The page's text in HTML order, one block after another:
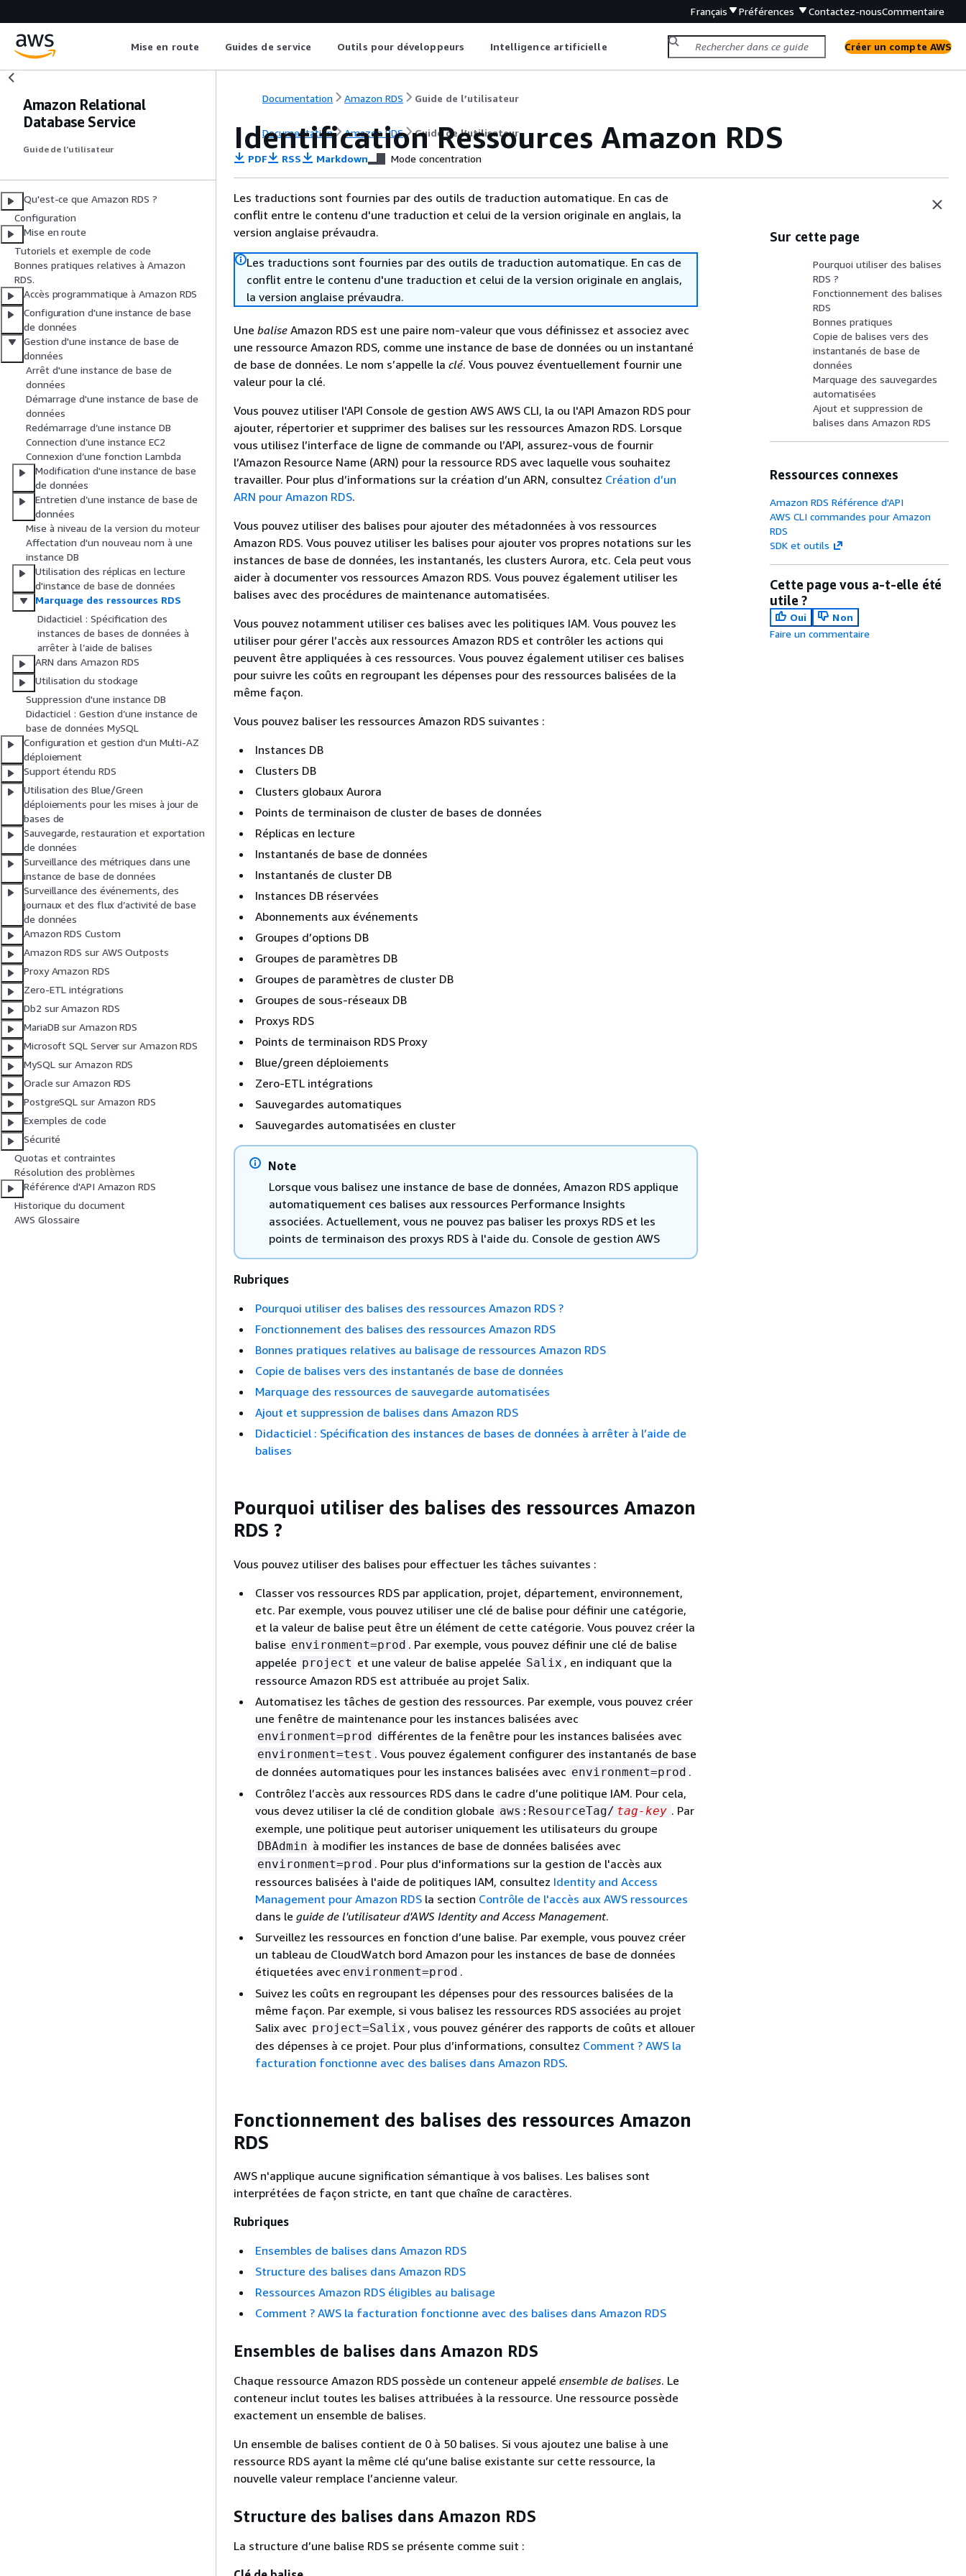
Français Préférences Contactez-nousCommentaire
Mise en route Guides de service Outils pour développeurs Intelligence artificielle Créer un compte AWS
Amazon Relational
Database Service
Guide de l’utilisateur
Qu'est-ce que Amazon RDS ?
Configuration
Mise en route
Tutoriels et exemple de code
Bonnes pratiques relatives à Amazon
RDS.
Accès programmatique à Amazon RDS
Configuration d'une instance de base
de données
Gestion d'une instance de base de
données
Arrêt d'une instance de base de
données
Démarrage d'une instance de base de
données
Redémarrage d’une instance DB
Connection d’une instance EC2
Connexion d’une fonction Lambda
Modification d'une instance de base
de données
Entretien d’une instance de base de
données
Mise à niveau de la version du moteur
Affectation d'un nouveau nom à une
instance DB
Utilisation des réplicas en lecture
d'instance de base de données
Marquage des ressources RDS
Didacticiel : Spécification des
instances de bases de données à
arrêter à l’aide de balises
ARN dans Amazon RDS
Utilisation du stockage
Suppression d'une instance DB
Didacticiel : Gestion d’une instance de
base de données MySQL
Configuration et gestion d'un Multi-AZ
déploiement
Support étendu RDS
Utilisation des Blue/Green
déploiements pour les mises à jour de
bases de
Sauvegarde, restauration et exportation
de données
Surveillance des métriques dans une
instance de base de données
Surveillance des événements, des
journaux et des flux d’activité de base
de données
Amazon RDS Custom
Amazon RDS sur AWS Outposts
Proxy Amazon RDS
Zero-ETL intégrations
Db2 sur Amazon RDS
MariaDB sur Amazon RDS
Microsoft SQL Server sur Amazon RDS
MySQL sur Amazon RDS
Oracle sur Amazon RDS
PostgreSQL sur Amazon RDS
Exemples de code
Sécurité
Quotas et contraintes
Résolution des problèmes
Référence d'API Amazon RDS
Historique du document
AWS Glossaire
Documentation Amazon RDS Guide de l’utilisateur
Documentation Amazon RDS Guide de l’utilisateur
Identification Ressources Amazon RDS
PDF RSS Markdown Mode concentration
Les traductions sont fournies par des outils de traduction automatique. En cas de
conflit entre le contenu d'une traduction et celui de la version originale en anglais, la
version anglaise prévaudra.
Les traductions sont fournies par des outils de traduction automatique. En cas de
conflit entre le contenu d'une traduction et celui de la version originale en anglais,
la version anglaise prévaudra.
Une balise Amazon RDS est une paire nom-valeur que vous définissez et associez avec
une ressource Amazon RDS, comme une instance de base de données ou un instantané
de base de données. Le nom s’appelle la clé. Vous pouvez éventuellement fournir une
valeur pour la clé.
Vous pouvez utiliser l'API Console de gestion AWS AWS CLI, la ou l'API Amazon RDS pour
ajouter, répertorier et supprimer des balises sur les ressources Amazon RDS. Lorsque
vous utilisez l’interface de ligne de commande ou l’API, assurez-vous de fournir
l’Amazon Resource Name (ARN) pour la ressource RDS avec laquelle vous souhaitez
travailler. Pour plus d’informations sur la création d’un ARN, consultez Création d’un
ARN pour Amazon RDS.
Vous pouvez utiliser des balises pour ajouter des métadonnées à vos ressources
Amazon RDS. Vous pouvez utiliser les balises pour ajouter vos propres notations sur les
instances de base de données, les instantanés, les clusters Aurora, etc. Cela peut vous
aider à documenter vos ressources Amazon RDS. Vous pouvez également utiliser les
balises avec des procédures de maintenance automatisées.
Vous pouvez notamment utiliser ces balises avec les politiques IAM. Vous pouvez les
utiliser pour gérer l’accès aux ressources Amazon RDS et contrôler les actions qui
peuvent être appliquées à ces ressources. Vous pouvez également utiliser ces balises
pour suivre les coûts en regroupant les dépenses pour des ressources balisées de la
même façon.
Vous pouvez baliser les ressources Amazon RDS suivantes :
Instances DB
Clusters DB
Clusters globaux Aurora
Points de terminaison de cluster de bases de données
Réplicas en lecture
Instantanés de base de données
Instantanés de cluster DB
Instances DB réservées
Abonnements aux événements
Groupes d’options DB
Groupes de paramètres DB
Groupes de paramètres de cluster DB
Groupes de sous-réseaux DB
Proxys RDS
Points de terminaison RDS Proxy
Blue/green déploiements
Zero-ETL intégrations
Sauvegardes automatiques
Sauvegardes automatisées en cluster
Note
Lorsque vous balisez une instance de base de données, Amazon RDS applique
automatiquement ces balises aux ressources Performance Insights
associées. Actuellement, vous ne pouvez pas baliser les proxys RDS et les
points de terminaison des proxys RDS à l'aide du. Console de gestion AWS
Rubriques
Pourquoi utiliser des balises des ressources Amazon RDS ?
Fonctionnement des balises des ressources Amazon RDS
Bonnes pratiques relatives au balisage de ressources Amazon RDS
Copie de balises vers des instantanés de base de données
Marquage des ressources de sauvegarde automatisées
Ajout et suppression de balises dans Amazon RDS
Didacticiel : Spécification des instances de bases de données à arrêter à l’aide de
balises
Pourquoi utiliser des balises des ressources Amazon
RDS ?
Vous pouvez utiliser des balises pour effectuer les tâches suivantes :
Classer vos ressources RDS par application, projet, département, environnement,
etc. Par exemple, vous pouvez utiliser une clé de balise pour définir une catégorie,
et la valeur de balise peut être un élément de cette catégorie. Vous pouvez créer la
balise environment=prod . Par exemple, vous pouvez définir une clé de balise
appelée project et une valeur de balise appelée Salix , en indiquant que la
ressource Amazon RDS est attribuée au projet Salix.
Automatisez les tâches de gestion des ressources. Par exemple, vous pouvez créer
une fenêtre de maintenance pour les instances balisées avec
environment=prod différentes de la fenêtre pour les instances balisées avec
environment=test . Vous pouvez également configurer des instantanés de base
de données automatiques pour les instances balisées avec environment=prod .
Contrôlez l’accès aux ressources RDS dans le cadre d’une politique IAM. Pour cela,
vous devez utiliser la clé de condition globale aws:ResourceTag/ tag-key . Par
exemple, une politique peut autoriser uniquement les utilisateurs du groupe
DBAdmin à modifier les instances de base de données balisées avec
environment=prod . Pour plus d'informations sur la gestion de l'accès aux
ressources balisées à l'aide de politiques IAM, consultez Identity and Access
Management pour Amazon RDS la section Contrôle de l'accès aux AWS ressources
dans le guide de l'utilisateur d'AWS Identity and Access Management.
Surveillez les ressources en fonction d’une balise. Par exemple, vous pouvez créer
un tableau de CloudWatch bord Amazon pour les instances de base de données
étiquetées avec environment=prod .
Suivez les coûts en regroupant les dépenses pour des ressources balisées de la
même façon. Par exemple, si vous balisez les ressources RDS associées au projet
Salix avec project=Salix , vous pouvez générer des rapports de coûts et allouer
des dépenses à ce projet. Pour plus d’informations, consultez Comment ? AWS la
facturation fonctionne avec des balises dans Amazon RDS.
Fonctionnement des balises des ressources Amazon
RDS
AWS n'applique aucune signification sémantique à vos balises. Les balises sont
interprétées de façon stricte, en tant que chaîne de caractères.
Rubriques
Ensembles de balises dans Amazon RDS
Structure des balises dans Amazon RDS
Ressources Amazon RDS éligibles au balisage
Comment ? AWS la facturation fonctionne avec des balises dans Amazon RDS
Ensembles de balises dans Amazon RDS
Chaque ressource Amazon RDS possède un conteneur appelé ensemble de balises. Le
conteneur inclut toutes les balises attribuées à la ressource. Une ressource possède
exactement un ensemble de balises.
Un ensemble de balises contient de 0 à 50 balises. Si vous ajoutez une balise à une
ressource RDS ayant la même clé qu’une balise existante sur cette ressource, la
nouvelle valeur remplace l’ancienne valeur.
Structure des balises dans Amazon RDS
La structure d’une balise RDS se présente comme suit :
Sur cette page
Pourquoi utiliser des balises
RDS ?
Fonctionnement des balises
RDS
Bonnes pratiques
Copie de balises vers des
instantanés de base de
données
Marquage des sauvegardes
automatisées
Ajout et suppression de
balises dans Amazon RDS
Ressources connexes
Amazon RDS Référence d'API
AWS CLI commandes pour Amazon
RDS
SDK et outils
Cette page vous a-t-elle été
utile ?
Oui
Non
Faire un commentaire